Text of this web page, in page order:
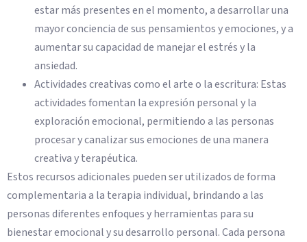
estar más presentes en el momento, a desarrollar una
mayor conciencia de sus pensamientos y emociones, y a
aumentar su capacidad de manejar el estrés y la
ansiedad.
Actividades creativas como el arte o la escritura: Estas
actividades fomentan la expresión personal y la
exploración emocional, permitiendo a las personas
procesar y canalizar sus emociones de una manera
creativa y terapéutica.
Estos recursos adicionales pueden ser utilizados de forma
complementaria a la terapia individual, brindando a las
personas diferentes enfoques y herramientas para su
bienestar emocional y su desarrollo personal. Cada persona